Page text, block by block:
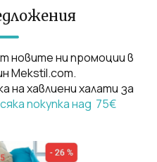
новите ни промоции в
Mekstil.com.
на хавлиени халати за
покупка над 75€